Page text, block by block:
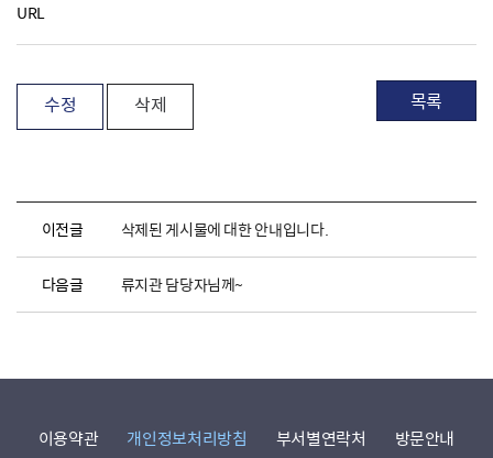
URL
수정 삭제 목록
이전글 삭제된 게시물에 대한 안내입니다.
다음글 류지관 담당자님께~
이용약관 개인정보처리방침 부서별연락처
방문안내